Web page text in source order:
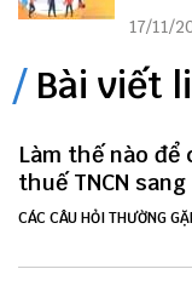
17/11/
Bài viết
Làm thế nào để
thuế TNCN
CÁC CÂU HỎI THƯỜNG